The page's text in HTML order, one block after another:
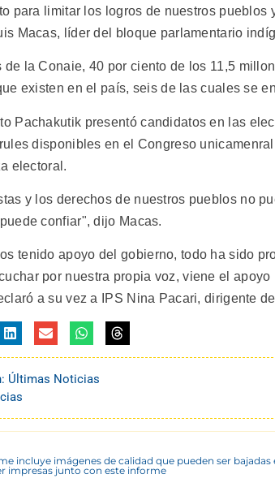
para limitar los logros de nuestros
Macas, líder del bloque parlamentario
de la Conaie, 40 por ciento de los 11,5
existen en el país, seis de las cuales se
Pachakutik presentó candidatos en las
disponibles en el Congreso
electoral.
y los derechos de nuestros pueblos no
confiar", dijo Macas.
tenido apoyo del gobierno, todo ha sido
por nuestra propia voz, viene el
a su vez a IPS Nina Pacari, dirigente
Últimas Noticias
incluye imágenes de calidad que pueden ser
impresas junto con este informe